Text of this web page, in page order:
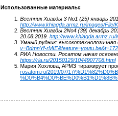
Использованные материалы:
Вестник Хиагды 3 No1 (25) январь
http://www.khiagda.armz.ru/images/File/
Вестник Хиагды 2No4 (39) декабрь
20.08.2019. http://www.khiagda.armz.ru/
Умный рудник:
v=BdmnYf-rMIE&feature=youtu.be&t=172
РИА Новости. Росатом начал
https://ria.ru/20150129/1044907708.html
Мария Хохлова, АРМЗ тиражирует
rosatom.ru/2019/07/17/